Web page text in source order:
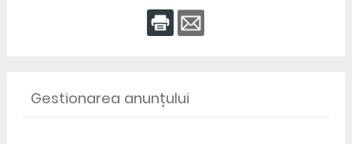
Gestionarea anunțului